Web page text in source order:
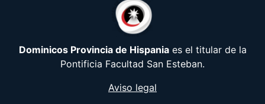
Dominicos Provincia de Hispaniaes el titular de la
Pontificia Facultad San Esteban.
Aviso legal